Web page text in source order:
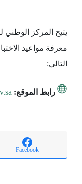
يتيح المركز الوطني
معرفة مواعيد
التالي:
رابط الموقع:
Facebook